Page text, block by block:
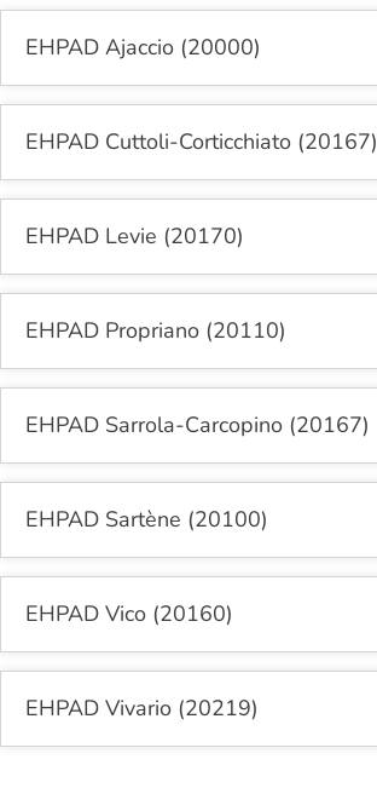
EHPAD Ajaccio (20000)
EHPAD Cuttoli-Corticchiato (20167)
EHPAD Levie (20170)
EHPAD Propriano (20110)
EHPAD Sarrola-Carcopino (20167)
EHPAD Sartène (20100)
EHPAD Vico (20160)
EHPAD Vivario (20219)